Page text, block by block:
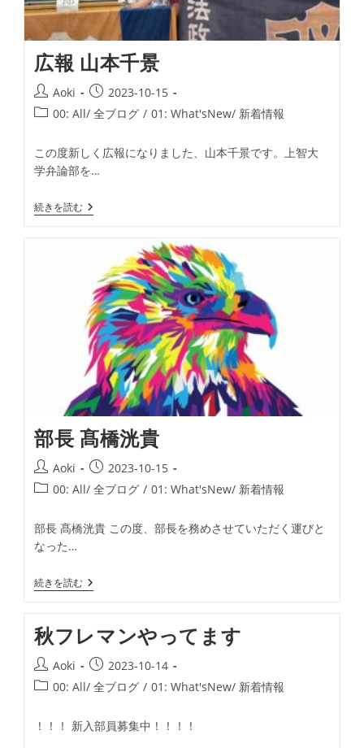
広報 山本千景
投
稿
Aoki
投
稿
日:
2023-10-15
投
カ
テ
ゴ
ー:
00: All/ 全ブログ / 01: What'sNew/ 新着情報
この度新しく広報になりました、山本千景です。上智大
学弁論部を…
続きを読む広
報
部長 髙橋洸貴
投
稿
Aoki
投
稿
日:
2023-10-15
投
カ
テ
ゴ
ー:
00: All/ 全ブログ / 01: What'sNew/ 新着情報
部長 髙橋洸貴 この度、部長を務めさせていただく運びと
なった…
続きを読む部
長
洸
貴
秋フレマンやってます
投
稿
Aoki
投
稿
日:
2023-10-14
投
カ
00: All/ 全ブログ / 01: What'sNew/ 新着情報
！！！ 新入部員募集中！！！！